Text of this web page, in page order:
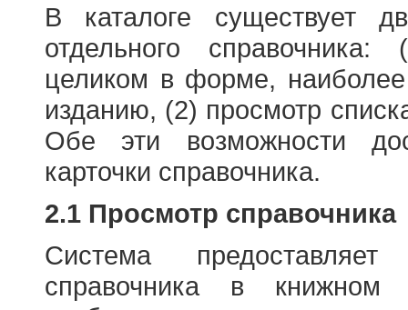
В каталоге существует
отдельного
целиком в форме,
изданию, (2) просмотр
Обе эти возможности
карточки справочника.
2.1 Просмотр справочника
Система
справочника в